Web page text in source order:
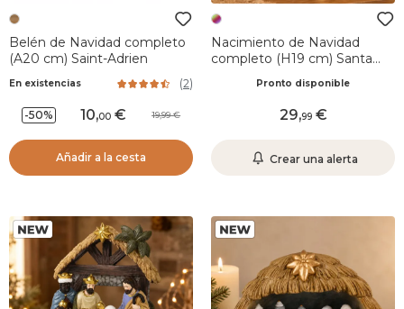
Belén de Navidad completo
(A20 cm) Saint-Adrien
En existencias (2)
-50% 10,00 19,99
Añadir a la cesta
Nacimiento de Navidad
completo (H19 cm) Santa
Pronto disponible
29,99
Crear una alerta